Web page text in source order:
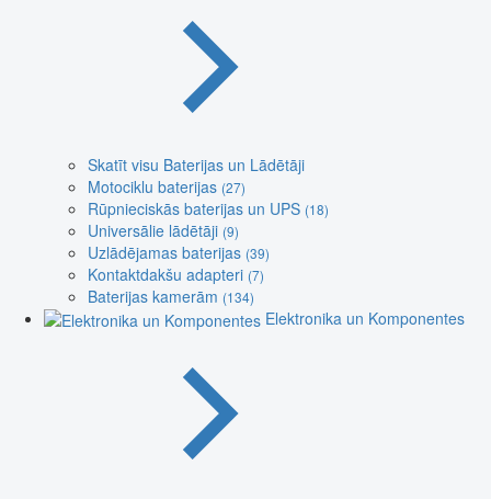
Skatīt visu Baterijas un Lādētāji
Motociklu baterijas (27)
Rūpnieciskās baterijas un UPS (18)
Universālie lādētāji (9)
Uzlādējamas baterijas (39)
Kontaktdakšu adapteri (7)
Baterijas kamerām (134)
Elektronika un Komponentes